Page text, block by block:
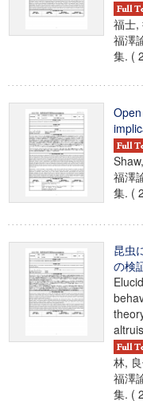
福士,
福澤
集. (
福澤
集. (
昆虫
の検
林,
福澤
集. (